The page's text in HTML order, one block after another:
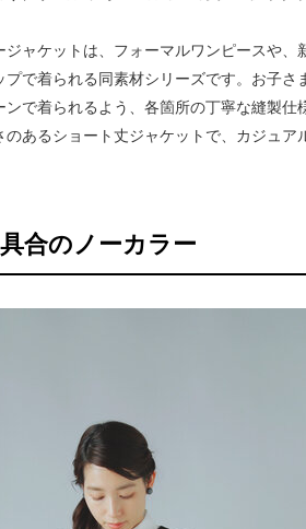
ャケットは、フォーマルワンピースや、
プで着られる同素材シリーズです。お子さ
で着られるよう、各箇所の丁寧な縫製仕
のあるショート丈ジャケットで、カジュア
合のノーカラー